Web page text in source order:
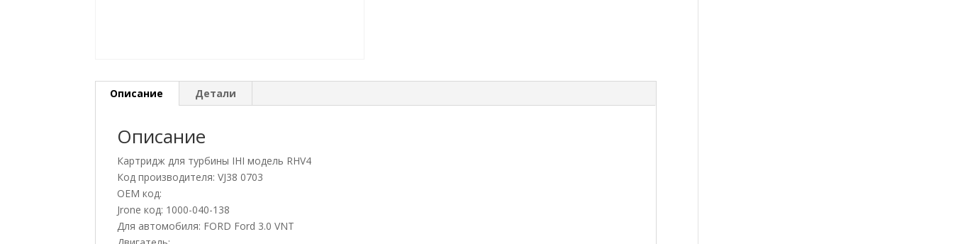
Описание Детали
Описание
Картридж для турбины IHI модель RHV4
Код производителя: VJ38 0703
OEM код:
Jrone код: 1000-040-138
Для автомобиля: FORD Ford 3.0 VNT